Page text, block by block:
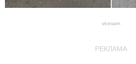
vicesam
РЕКЛАМА